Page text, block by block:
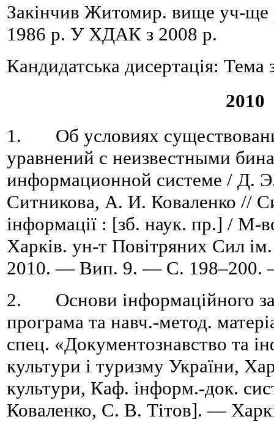
Закінчив Житомир. вище уч-ще
1986 р. У ХДАК з 2008 р.
Кандидатська дисертація: Тема
2010
1. Об условиях
уравнений с неизвестными
информационной системе / Д.
Ситникова, А. И. Коваленко //
інформації : [зб. наук. пр.] / М-
Харків. ун-т Повітряних Сил
2010. — Вип. 9. — C. 198–200.
2. Основи інформаційного
програма та навч.-метод.
спец. «Документознавство та
культури і туризму України,
культури, Каф. інформ.-док.
Коваленко, С. В. Тітов]. —